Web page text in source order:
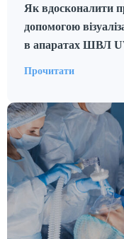
Як вдосконалити
допомогою
в апаратах ШВЛ
Прочитати